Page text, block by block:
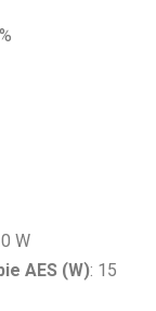
W
AES (W): 15